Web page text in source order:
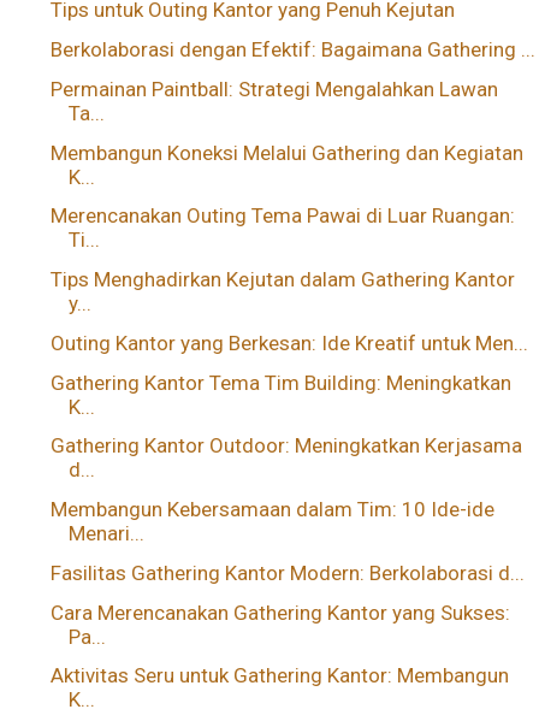
Tips untuk Outing Kantor yang Penuh Kejutan
Berkolaborasi dengan Efektif: Bagaimana Gathering ...
Permainan Paintball: Strategi Mengalahkan Lawan
Ta...
Membangun Koneksi Melalui Gathering dan Kegiatan
K...
Merencanakan Outing Tema Pawai di Luar Ruangan:
Ti...
Tips Menghadirkan Kejutan dalam Gathering Kantor
y...
Outing Kantor yang Berkesan: Ide Kreatif untuk Men...
Gathering Kantor Tema Tim Building: Meningkatkan
K...
Gathering Kantor Outdoor: Meningkatkan Kerjasama
d...
Membangun Kebersamaan dalam Tim: 10 Ide-ide
Menari...
Fasilitas Gathering Kantor Modern: Berkolaborasi d...
Cara Merencanakan Gathering Kantor yang Sukses:
Pa...
Aktivitas Seru untuk Gathering Kantor: Membangun
K...